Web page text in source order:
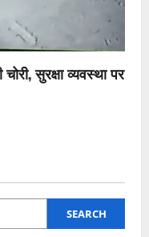
सुरक्षा व्यवस्था पर
SEARCH